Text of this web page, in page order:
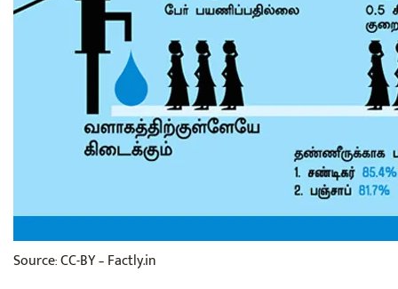
Source: CC-BY – Factly.in